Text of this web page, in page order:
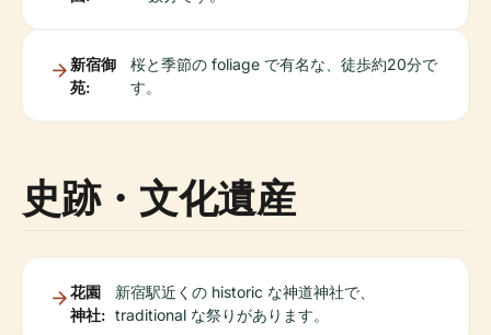
新宿御
苑:
桜と季節の foliage で有名な、徒歩約20分で
す。
史跡・文化遺産
花園
神社:
新宿駅近くの historic な神道神社で、
traditional な祭りがあります。